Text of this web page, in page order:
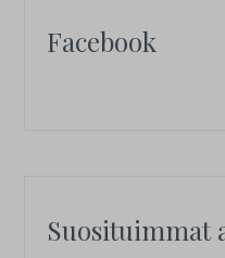
Facebook
Suosituimmat